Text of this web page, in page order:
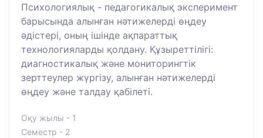
Психологиялық - педагогикалық эксперимент
барысында алынған нәтижелерді өңдеу
әдістері, оның ішінде ақпараттық
технологияларды қолдану. Құзыреттілігі:
диагностикалық және мониторингтік
зерттеулер жүргізу, алынған нәтижелерді
өңдеу және талдау қабілеті.
Оқу жылы - 1
Семестр - 2